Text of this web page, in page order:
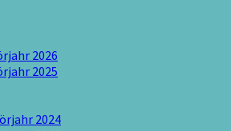
2026
2025
2024